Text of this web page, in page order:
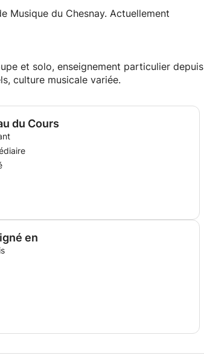
Musique du Chesnay. Actuellement
et solo, enseignement particulier depuis
culture musicale variée.
du Cours
en